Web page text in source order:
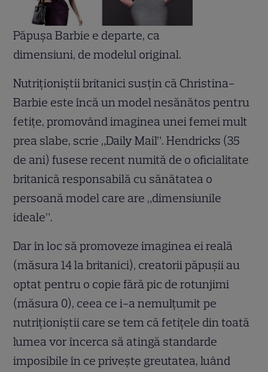
Păpuşa Barbie e departe, ca
dimensiuni, de modelul original.
Nutriţioniştii britanici susţin că Christina-
Barbie este încă un model nesănătos pentru
fetiţe, promovând imaginea unei femei mult
prea slabe, scrie „Daily Mail”. Hendricks (35
de ani) fusese recent numită de o oficialitate
britanică responsabilă cu sănătatea o
persoană model care are „dimensiunile
ideale”.
Dar în loc să promoveze imaginea ei reală
(măsura 14 la britanici), creatorii păpuşii au
optat pentru o copie fără pic de rotunjimi
(măsura 0), ceea ce i-a nemulţumit pe
nutriţioniştii care se tem că fetiţele din toată
lumea vor încerca să atingă standarde
imposibile în ce priveşte greutatea, luând